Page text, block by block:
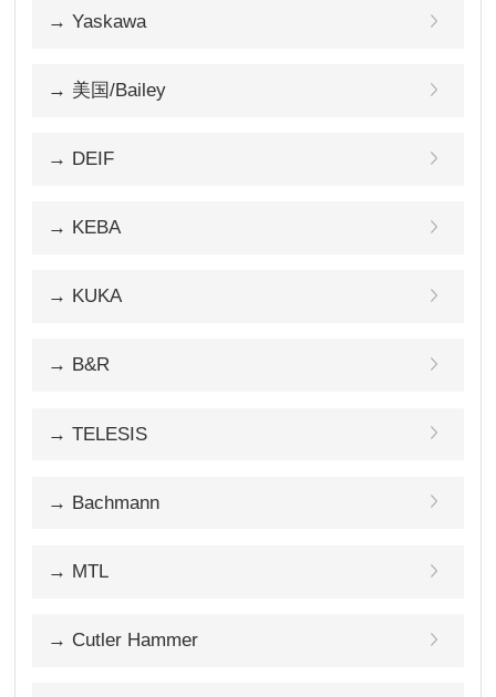
→ Yaskawa
→ 美国/Bailey
→ DEIF
→ KEBA
→ KUKA
→ B&R
→ TELESIS
→ Bachmann
→ MTL
→ Cutler Hammer